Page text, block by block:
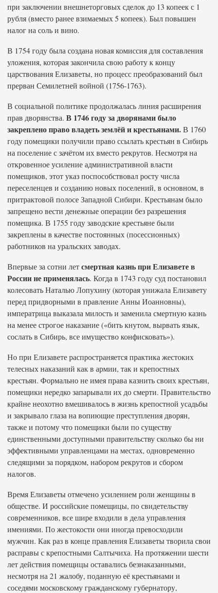
при заключении внешнеторговых сделок до 13 копеек с 1
рубля (вместо ранее взимаемых 5 копеек). Был повышен
налог на соль и вино.
В 1754 году была создана новая комиссия для составления
уложения, которая закончила свою работу к концу
царствования Елизаветы, но процесс преобразований был
прерван Семилетней войной (1756-1763).
В социальной политике продолжалась линия расширения
прав дворянства. В 1746 году за дворянами было
закреплено право владеть землёй и крестьянами.В 1760
году помещики получили право ссылать крестьян в Сибирь
на поселение с зачётом их вместо рекрутов. Несмотря на
откровенное усиление административной власти
помещиков, этот указ поспособствовал росту числа
переселенцев и созданию новых поселений, в основном, в
притрактовой полосе Западной Сибири. Крестьянам было
запрещено вести денежные операции без разрешения
помещика. В 1755 году заводские крестьяне были
закреплены в качестве постоянных (посессионных)
работников на уральских заводах.
Впервые за сотни летсмертная казнь при Елизавете в
России не применялась. Когда в 1743 году суд постановил
колесовать Наталью Лопухину (которая унижала Елизавету
перед придворными в правление Анны Иоанновны),
императрица выказала милость и заменила смертную казнь
на менее строгое наказание («бить кнутом, вырвать язык,
сослать в Сибирь, все имущество конфисковать»).
Но при Елизавете распространяется практика жестоких
телесных наказаний как в армии, так и крепостных
крестьян. Формально не имея права казнить своих крестьян,
помещики нередко запарывали их до смерти. Правительство
крайне неохотно вмешивалось в жизнь крепостной усадьбы
и закрывало глаза на вопиющие преступления дворян,
также и потому что помещики были по существу
единственными доступными правительству сколько бы ни
эффективными управленцами на местах, одновременно
следящими за порядком, набором рекрутов и сбором
налогов.
Время Елизаветы отмечено усилением роли женщины в
обществе. И российские помещицы, по свидетельству
современников, все шире входили в дела управления
имениями. По жестокости они иногда превосходили
мужчин. Как раз в конце правления Елизаветы творила свои
расправы с крепостными Салтычиха. На протяжении шести
лет действия помещицы оставались безнаказанными,
несмотря на 21 жалобу, поданную её крестьянами и
соседями московскому гражданскому губернатору,